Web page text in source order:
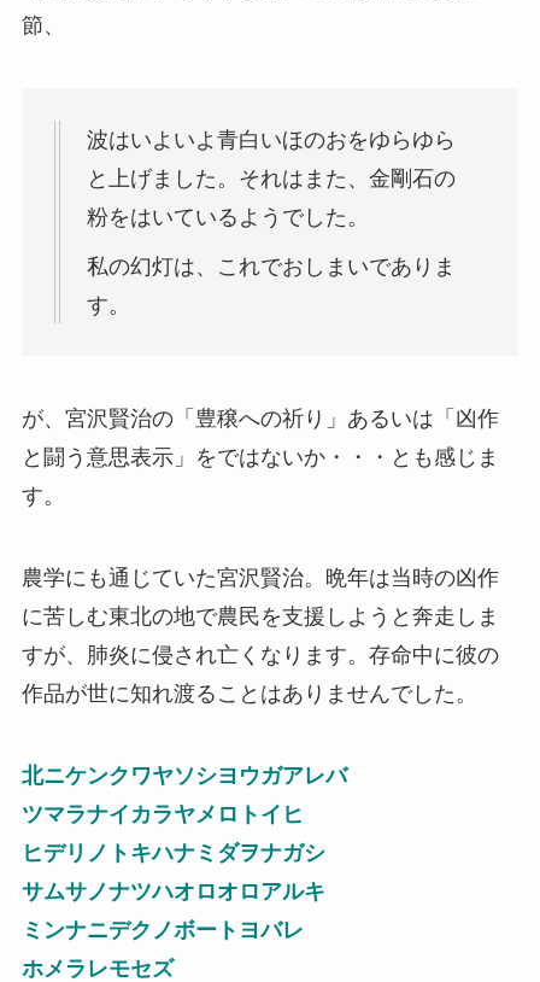
節、
波はいよいよ青白いほのおをゆらゆら
と上げました。それはまた、金剛石の
粉をはいているようでした。
私の幻灯は、これでおしまいでありま
す。
が、宮沢賢治の「豊穣への祈り」あるいは「凶作
と闘う意思表示」をではないか・・・とも感じま
す。
農学にも通じていた宮沢賢治。晩年は当時の凶作
に苦しむ東北の地で農民を支援しようと奔走しま
すが、肺炎に侵され亡くなります。存命中に彼の
作品が世に知れ渡ることはありませんでした。
北ニケンクワヤソシヨウガアレバ
ツマラナイカラヤメロトイヒ
ヒデリノトキハナミダヲナガシ
サムサノナツハオロオロアルキ
ミンナニデクノボートヨバレ
ホメラレモセズ